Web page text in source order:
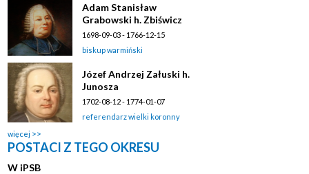
Adam Stanisław
Grabowski h. Zbiświcz
1698-09-03 - 1766-12-15
biskup warmiński
Józef Andrzej Załuski h.
Junosza
1702-08-12 - 1774-01-07
referendarz wielki koronny
więcej
POSTACI Z TEGO OKRESU
W iPSB